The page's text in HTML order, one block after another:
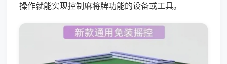
操作就能实现控制麻将牌功能的设备或工具。